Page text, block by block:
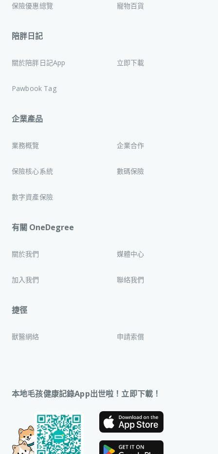
保險優惠總覽 寵物百貨
陪胖日記
關於陪胖日記App 立即下載
Pawbook Tag
企業產品
業務概覽 企業合作
保險核心系統 數碼保險
數字資產保險
有關 OneDegree
關於我們 媒體中心
加入我們 聯絡我們
捷徑
獸醫網絡 申請索償
本地毛孩健康記錄App出世啦！立即下載！